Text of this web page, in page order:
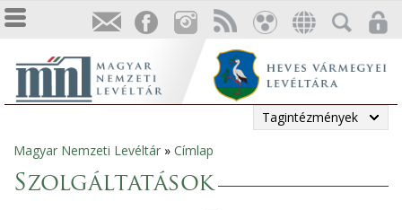
Tagintézmények
Jelenlegi
hely
Magyar Nemzeti Levéltár » Címlap
Szolgáltatások